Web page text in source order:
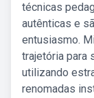
técnicas
autênticas e
entusiasmo.
trajetória para
utilizando
renomadas